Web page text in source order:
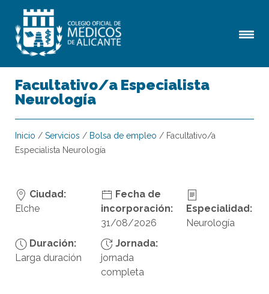
Facultativo/a Especialista
Neurología
Inicio / Servicios / Bolsa de empleo / Facultativo/a
Especialista Neurología
Ciudad:
Elche
Fecha de
incorporación:
31/08/2026
Especialidad:
Neurología
Duración:
Larga duración
Jornada:
jornada
completa